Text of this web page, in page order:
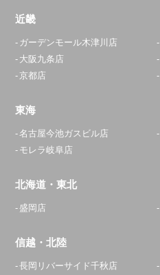
0120-268-195
11:30～20:00
046-207-5099
浦安店
11:00～23:00
近畿
ガーデンモール木津川店
大阪九条店
京都店
東海
名古屋今池ガスビル店
モレラ岐阜店
北海道・東北
盛岡店
信越・北陸
長岡リバーサイド千秋店